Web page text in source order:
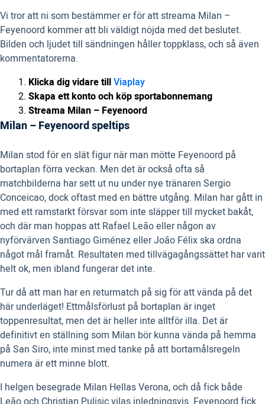
Vi tror att ni som bestämmer er för att streama Milan –
Feyenoord kommer att bli väldigt nöjda med det beslutet.
Bilden och ljudet till sändningen håller toppklass, och så även
kommentatorerna.
Klicka dig vidare tillViaplay
Skapa ett konto och köp sportabonnemang
Streama Milan – Feyenoord
Milan – Feyenoord speltips
Milan stod för en slät figur när man mötte Feyenoord på
bortaplan förra veckan. Men det är också ofta så
matchbilderna har sett ut nu under nye tränaren Sergio
Conceicao, dock oftast med en bättre utgång. Milan har gått in
med ett ramstarkt försvar som inte släpper till mycket bakåt,
och där man hoppas att Rafael Leão eller någon av
nyförvärven Santiago Giménez eller João Félix ska ordna
något mål framåt. Resultaten med tillvägagångssättet har varit
helt ok, men ibland fungerar det inte.
Tur då att man har en returmatch på sig för att vända på det
här underläget! Ettmålsförlust på bortaplan är inget
toppenresultat, men det är heller inte alltför illa. Det är
definitivt en ställning som Milan bör kunna vända på hemma
på San Siro, inte minst med tanke på att bortamålsregeln
numera är ett minne blott.
I helgen besegrade Milan Hellas Verona, och då fick både